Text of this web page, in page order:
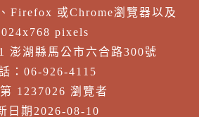
Firefox 或Chrome瀏覽器以及
pixels
澎湖縣馬公市六合路300號
：06-926-4115
1237026 瀏覽者
日期2026-08-10